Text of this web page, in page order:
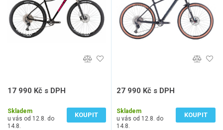
17 990 Kč s DPH
Skladem
u vás od 12.8. do
14.8.
KOUPIT
27 990 Kč s DPH
Skladem
u vás od 12.8. do
14.8.
KOUPIT